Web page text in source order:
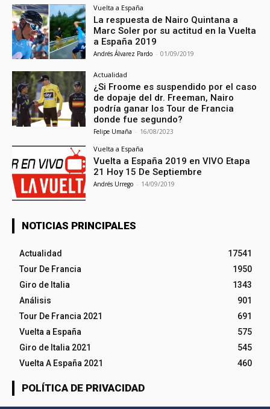
Vuelta a España
La respuesta de Nairo Quintana a
Marc Soler por su actitud en la Vuelta
a España 2019
Andrés Álvarez Pardo - 01/09/2019
Actualidad
¿Si Froome es suspendido por el caso
de dopaje del dr. Freeman, Nairo
podría ganar los Tour de Francia
donde fue segundo?
Felipe Umaña - 16/08/2023
Vuelta a España
Vuelta a España 2019 en VIVO Etapa
21 Hoy 15 De Septiembre
Andrés Urrego - 14/09/2019
NOTICIAS PRINCIPALES
Actualidad
17541
Tour De Francia
1950
Giro de Italia
1343
Análisis
901
Tour De Francia 2021
691
Vuelta a España
575
Giro de Italia 2021
545
Vuelta A España 2021
460
POLÍTICA DE PRIVACIDAD